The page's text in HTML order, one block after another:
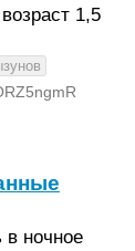
1,5
в ночное